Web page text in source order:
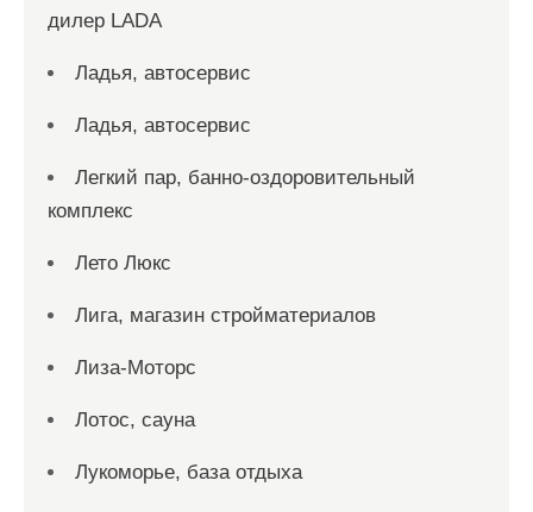
дилер LADA
Ладья, автосервис
Ладья, автосервис
Легкий пар, банно-оздоровительный
комплекс
Лето Люкс
Лига, магазин стройматериалов
Лиза-Моторс
Лотос, сауна
Лукоморье, база отдыха